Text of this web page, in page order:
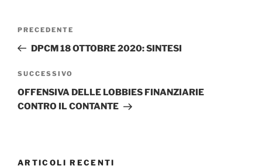
Articolo
precedente:
PRECEDENTE
DPCM 18 OTTOBRE 2020: SINTESI
Articolo
successivo
SUCCESSIVO
OFFENSIVA DELLE LOBBIES FINANZIARIE
CONTRO IL CONTANTE
ARTICOLI RECENTI